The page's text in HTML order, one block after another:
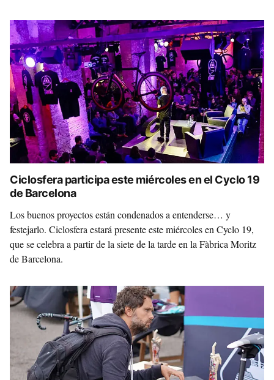
Ciclosfera participa este miércoles en el Cyclo 19
de Barcelona
Los buenos proyectos están condenados a entenderse… y
festejarlo. Ciclosfera estará presente este miércoles en Cyclo 19,
que se celebra a partir de la siete de la tarde en la Fàbrica Moritz
de Barcelona.